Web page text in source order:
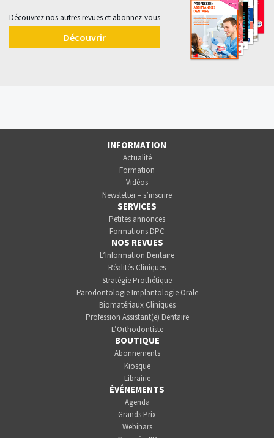
Découvrez nos autres revues et abonnez-vous
Découvrir
INFORMATION
Actualité
Formation
Vidéos
Newsletter – s’inscrire
SERVICES
Petites annonces
Formations DPC
NOS REVUES
L’Information Dentaire
Réalités Cliniques
Stratégie Prothétique
Parodontologie Implantologie Orale
Biomatériaux Cliniques
Profession Assistant(e) Dentaire
L’Orthodontiste
BOUTIQUE
Abonnements
Kiosque
Librairie
ÉVÉNEMENTS
Agenda
Grands Prix
Webinars